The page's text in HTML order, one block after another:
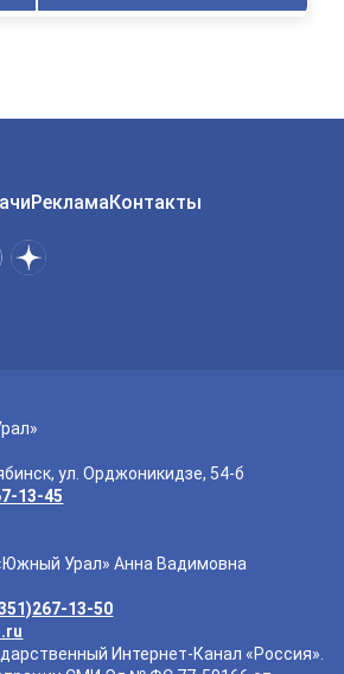
РекламаКонтакты
ул. Орджоникидзе, 54-б
13-45
Урал» Анна Вадимовна
13-50
Интернет-Канал «Россия».